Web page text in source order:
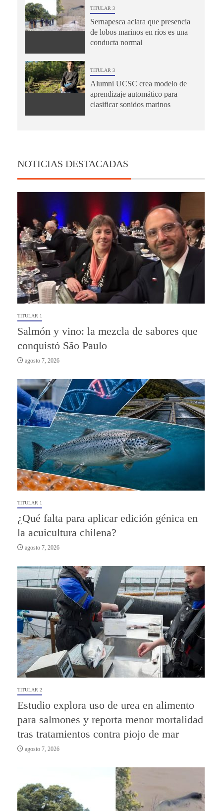
TITULAR 3
Sernapesca aclara que presencia
de lobos marinos en ríos es una
conducta normal
TITULAR 3
Alumni UCSC crea modelo de
aprendizaje automático para
clasificar sonidos marinos
NOTICIAS DESTACADAS
TITULAR 1
Salmón y vino: la mezcla de sabores que
conquistó São Paulo
agosto 7, 2026
TITULAR 1
¿Qué falta para aplicar edición génica en
la acuicultura chilena?
agosto 7, 2026
TITULAR 2
Estudio explora uso de urea en alimento
para salmones y reporta menor mortalidad
tras tratamientos contra piojo de mar
agosto 7, 2026